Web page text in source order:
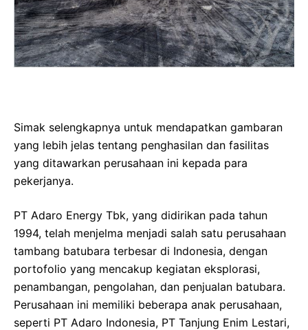
Simak selengkapnya untuk mendapatkan gambaran
yang lebih jelas tentang penghasilan dan fasilitas
yang ditawarkan perusahaan ini kepada para
pekerjanya.
PT Adaro Energy Tbk, yang didirikan pada tahun
1994, telah menjelma menjadi salah satu perusahaan
tambang batubara terbesar di Indonesia, dengan
portofolio yang mencakup kegiatan eksplorasi,
penambangan, pengolahan, dan penjualan batubara.
Perusahaan ini memiliki beberapa anak perusahaan,
seperti PT Adaro Indonesia, PT Tanjung Enim Lestari,